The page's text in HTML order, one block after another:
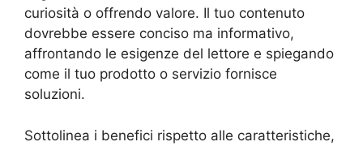
curiosità o offrendo valore. Il tuo contenuto
dovrebbe essere conciso ma informativo,
affrontando le esigenze del lettore e spiegando
come il tuo prodotto o servizio fornisce
soluzioni.
Sottolinea i benefici rispetto alle caratteristiche,